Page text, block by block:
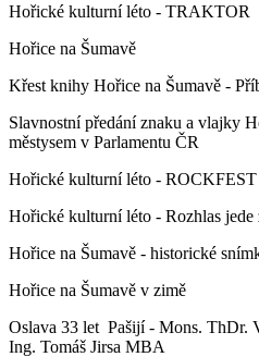
Hořické kulturní léto - TRAKTOR
Hořice na Šumavě
Křest knihy Hořice na Šumavě -
Slavnostní předání znaku a vlajky
městysem v Parlamentu ČR
Hořické kulturní léto - ROCKFEST
Hořické kulturní léto - Rozhlas jede
Hořice na Šumavě - historické
Hořice na Šumavě v zimě
Oslava 33 let Pašijí - Mons. ThDr.
Ing. Tomáš Jirsa MBA